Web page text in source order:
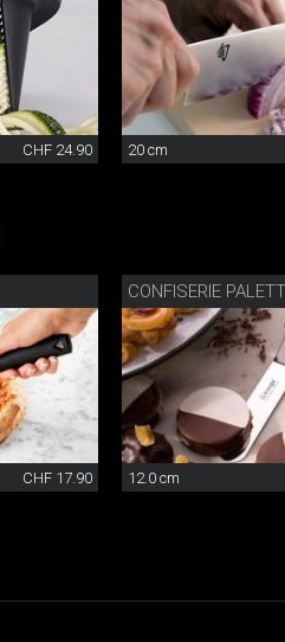
CHF 24.90 20 cm
CHF 17.90
CONFISERIE
12.0 cm